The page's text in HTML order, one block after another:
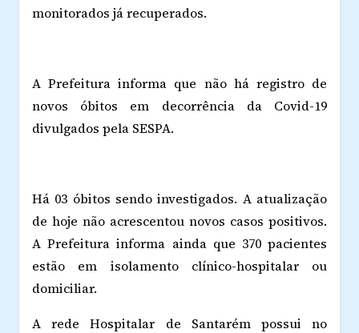
monitorados já recuperados.
A Prefeitura informa que não há registro de
novos óbitos em decorrência da Covid-19
divulgados pela SESPA.
Há 03 óbitos sendo investigados. A atualização
de hoje não acrescentou novos casos positivos.
A Prefeitura informa ainda que 370 pacientes
estão em isolamento clínico-hospitalar ou
domiciliar.
A rede Hospitalar de Santarém possui no